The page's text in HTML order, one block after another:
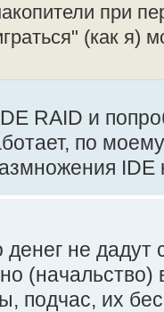
при
(как я)
RAID и
по
IDE
денег не
подчас, их